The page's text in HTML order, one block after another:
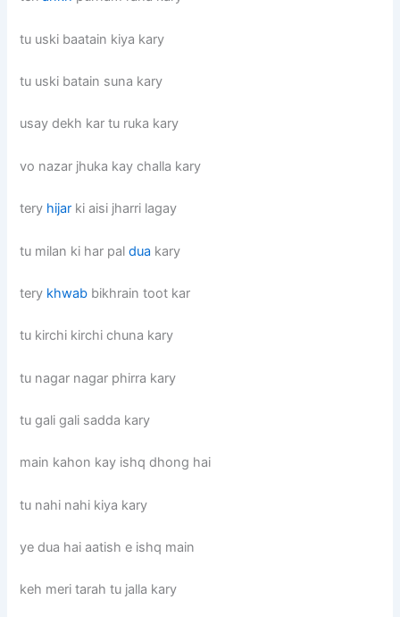
tu uski baatain kiya kary
tu uski batain suna kary
usay dekh kar tu ruka kary
vo nazar jhuka kay challa kary
tery hijar ki aisi jharri lagay
tu milan ki har paldua kary
tery khwab bikhrain toot kar
tu kirchi kirchi chuna kary
tu nagar nagar phirra kary
tu gali gali sadda kary
main kahon kay ishq dhong hai
tu nahi nahi kiya kary
ye dua hai aatish e ishq main
keh meri tarah tu jalla kary